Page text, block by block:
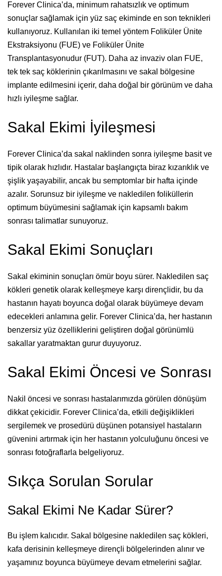
Forever Clinica’da, minimum rahatsızlık ve optimum
sonuçlar sağlamak için yüz saç ekiminde en son teknikleri
kullanıyoruz. Kullanılan iki temel yöntem Foliküler Ünite
Ekstraksiyonu (FUE) ve Foliküler Ünite
Transplantasyonudur (FUT). Daha az invaziv olan FUE,
tek tek saç köklerinin çıkarılmasını ve sakal bölgesine
implante edilmesini içerir, daha doğal bir görünüm ve daha
hızlı iyileşme sağlar.
Sakal Ekimi İyileşmesi
Forever Clinica’da sakal naklinden sonra iyileşme basit ve
tipik olarak hızlıdır. Hastalar başlangıçta biraz kızarıklık ve
şişlik yaşayabilir, ancak bu semptomlar bir hafta içinde
azalır. Sorunsuz bir iyileşme ve nakledilen foliküllerin
optimum büyümesini sağlamak için kapsamlı bakım
sonrası talimatlar sunuyoruz.
Sakal Ekimi Sonuçları
Sakal ekiminin sonuçları ömür boyu sürer. Nakledilen saç
kökleri genetik olarak kelleşmeye karşı dirençlidir, bu da
hastanın hayatı boyunca doğal olarak büyümeye devam
edecekleri anlamına gelir. Forever Clinica’da, her hastanın
benzersiz yüz özelliklerini geliştiren doğal görünümlü
sakallar yaratmaktan gurur duyuyoruz.
Sakal Ekimi Öncesi ve Sonrası
Nakil öncesi ve sonrası hastalarımızda görülen dönüşüm
dikkat çekicidir. Forever Clinica’da, etkili değişiklikleri
sergilemek ve prosedürü düşünen potansiyel hastaların
güvenini artırmak için her hastanın yolculuğunu öncesi ve
sonrası fotoğraflarla belgeliyoruz.
Sıkça Sorulan Sorular
Sakal Ekimi Ne Kadar Sürer?
Bu işlem kalıcıdır. Sakal bölgesine nakledilen saç kökleri,
kafa derisinin kelleşmeye dirençli bölgelerinden alınır ve
yaşamınız boyunca büyümeye devam etmelerini sağlar.